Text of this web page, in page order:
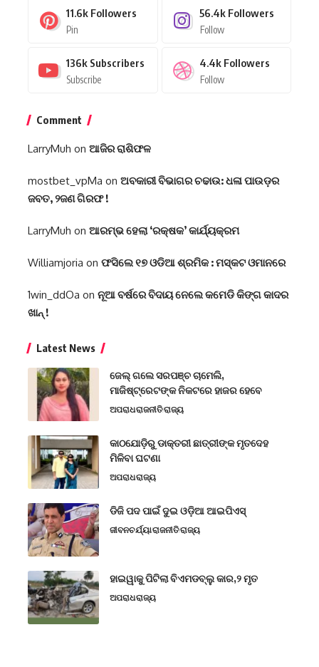
11.6k Followers
Pin
56.4k Followers
Follow
136k Subscribers
Subscribe
4.4k Followers
Follow
Comment
LarryMuh on ଆଜିର ରାଶିଫଳ
mostbet_vpMa on ଅବକାରୀ ବିଭାଗର ଚଢାଉ: ଧଳା ପାଉଡ଼ର
ଜବତ, ୨ଜଣ ଗିରଫ !
LarryMuh on ଆରମ୍ଭ ହେଲା ‘ରକ୍ଷକ’ କାର୍ଯ୍ୟକ୍ରମ
Williamjoria on ଫସିଲେ ୧୭ ଓଡିଆ ଶ୍ରମିକ : ମସ୍କଟ ଓମାନରେ
1win_ddOa on ନୂଆ ବର୍ଷରେ ବିଦାୟ ନେଲେ କମେଡି କିଙ୍ଗ କାଦର
ଖାନ୍ !
Latest News
ଜେଲ୍ ଗଲେ ସରପଞ୍ଚ ଚାମେଲି,
ମାଜିଷ୍ଟ୍ରେଟଙ୍କ ନିକଟରେ ହାଜର ହେବେ
ଅପରାଧରାଜନୀତିରାଜ୍ୟ
କାଠଯୋଡ଼ିରୁ ଡାକ୍ତରୀ ଛାତ୍ରୀଙ୍କ ମୃତଦେହ
ମିଳିବା ଘଟଣା
ଅପରାଧରାଜ୍ୟ
ଡିଜି ପଦ ପାଇଁ ଦୁଇ ଓଡ଼ିଆ ଆଇପିଏସ୍
ଜୀବନଚର୍ଯ୍ୟାରାଜନୀତିରାଜ୍ୟ
ହାଇୱାକୁ ପିଟିଲା ବିଏମଡବ୍ଲୁ କାର,୨ ମୃତ
ଅପରାଧରାଜ୍ୟ